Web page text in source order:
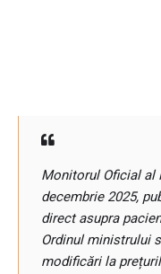
Monitorul Oficial al
decembrie 2025,
direct asupra
Ordinul ministrului
modificări la